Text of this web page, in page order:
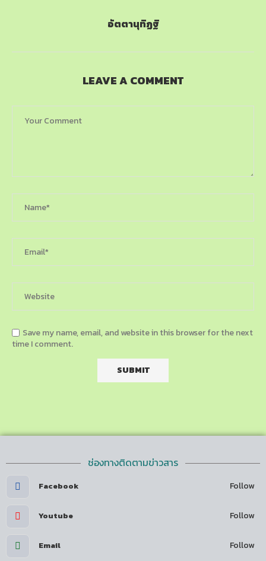
อัตตานุทิฏฐิ
LEAVE A COMMENT
Save my name, email, and website in this browser for the next
time I comment.
ช่องทางติดตามข่าวสาร
Facebook Follow
Youtube Follow
Email Follow